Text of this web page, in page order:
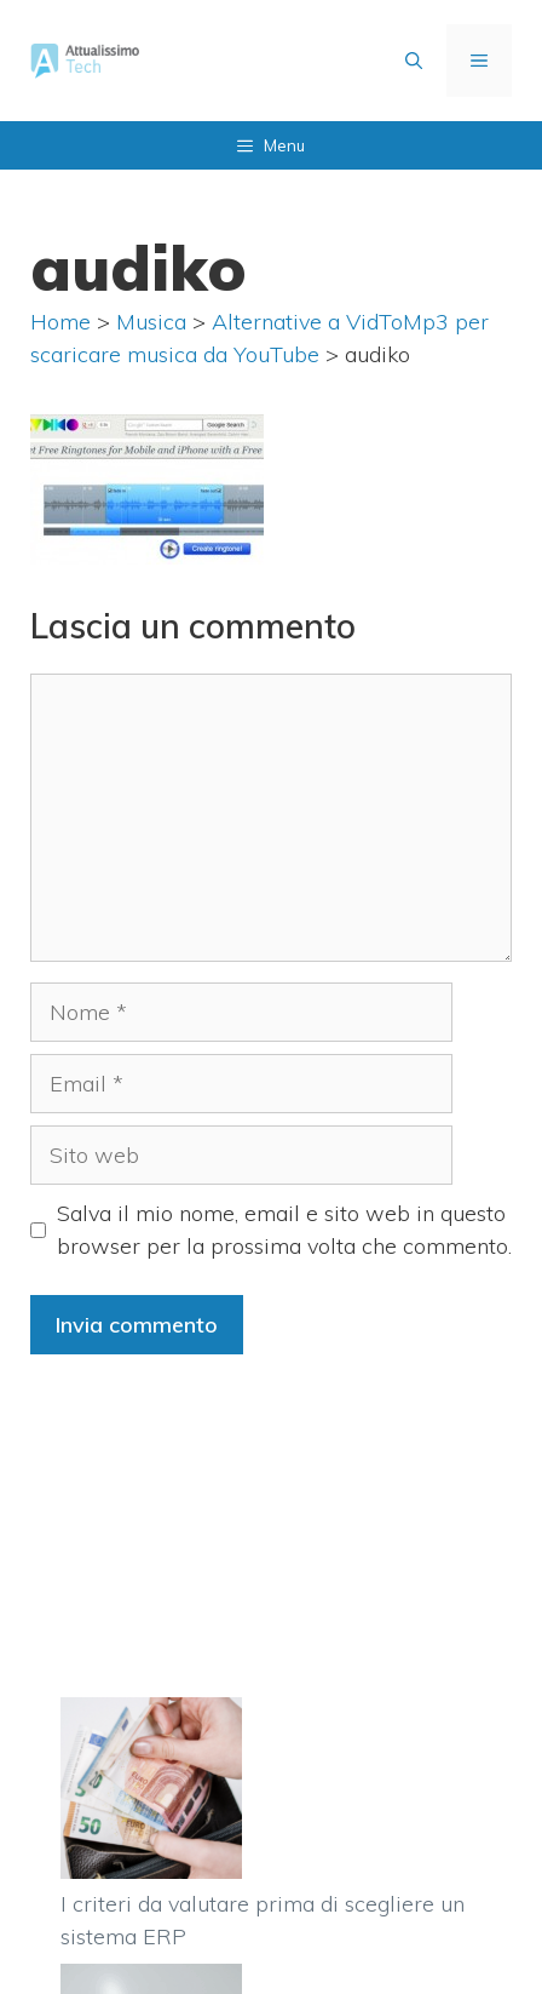
contenuto
MENU
Menu
audiko
Home > Musica > Alternative a VidToMp3 per
scaricare musica da YouTube > audiko
Lascia un commento
Salva il mio nome, email e sito web in questo
browser per la prossima volta che commento.
I criteri da valutare prima di scegliere un
sistema ERP